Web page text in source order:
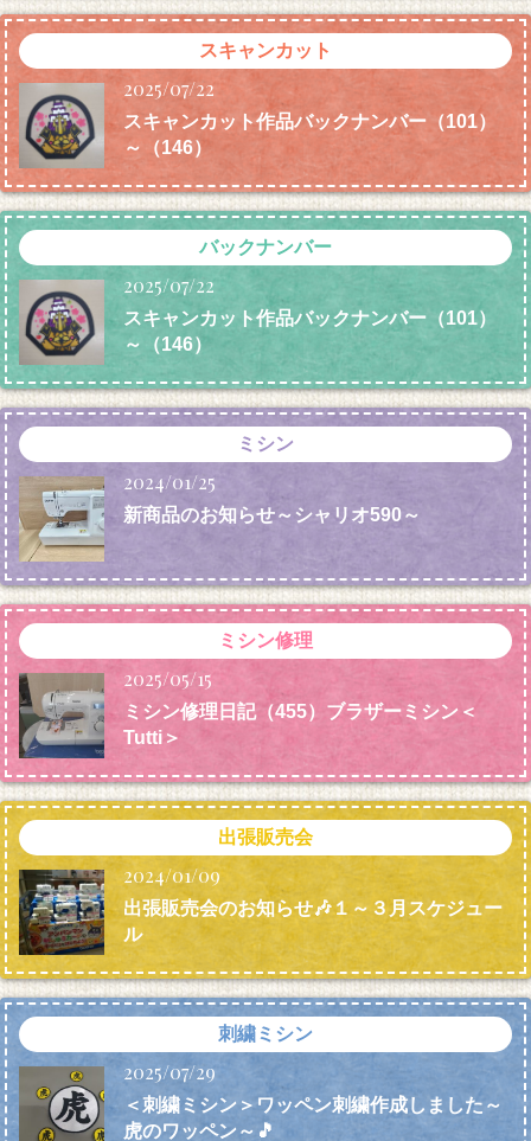
スキャンカット
2025/07/22
スキャンカット作品バックナンバー（101）
～（146）
バックナンバー
2025/07/22
スキャンカット作品バックナンバー（101）
～（146）
ミシン
2024/01/25
新商品のお知らせ～シャリオ590～
ミシン修理
2025/05/15
ミシン修理日記（455）ブラザーミシン＜
Tutti＞
出張販売会
2024/01/09
出張販売会のお知らせ🎶１～３月スケジュー
ル
刺繍ミシン
2025/07/29
＜刺繍ミシン＞ワッペン刺繍作成しました～
虎のワッペン～🎵